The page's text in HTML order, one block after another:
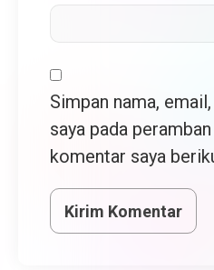
Simpan nama,
saya pada
komentar saya